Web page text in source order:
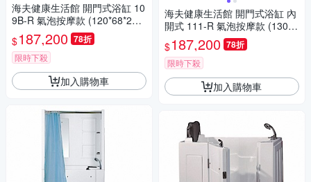
海夫健康生活館 開門式浴缸 10
9B-R 氣泡按摩款 (120*68*205
cm)
$187,200 78折
限時下殺
加入購物車
海夫健康生活館 開門式浴缸 內
開式 111-R 氣泡按摩款 (130*7
6*98cm)
$187,200 78折
限時下殺
加入購物車